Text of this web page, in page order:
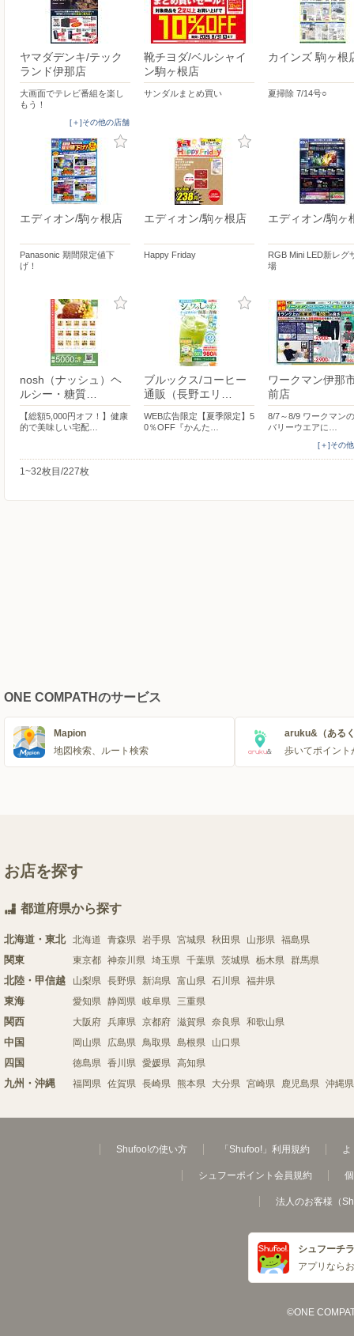
ヤマダデンキ/テック
ランド伊那店
大画面でテレビ番組を楽し
もう！
[＋]その他の店舗
靴チヨダ/ベルシャイ
ン駒ヶ根店
サンダルまとめ買い
カインズ 駒ヶ根
夏掃除 7/14号○
エディオン/駒ヶ根店
Panasonic 期間限定値下
げ！
エディオン/駒ヶ根店
Happy Friday
エディオン/駒ヶ
RGB Mini LED新レグ
場
nosh（ナッシュ）ヘ
ルシー・糖質…
【総額5,000円オフ！】健康
的で美味しい宅配…
ブルックス/コーヒー
通販（長野エリ…
WEB広告限定【夏季限定】5
0％OFF『かんた…
ワークマン伊那
前店
8/7～8/9 ワークマン
バリーウエアに…
[＋]その
1~32枚目/227枚
ONE COMPATHのサービス
Mapion
地図検索、ルート検索
aruku&（ある
歩いてポイント
お店を探す
都道府県から探す
北海道・東北 北海道 青森県 岩手県 宮城県 秋田県 山形県 福島県
関東 東京都 神奈川県 埼玉県 千葉県 茨城県 栃木県 群馬県
北陸・甲信越 山梨県 長野県 新潟県 富山県 石川県 福井県
東海 愛知県 静岡県 岐阜県 三重県
関西 大阪府 兵庫県 京都府 滋賀県 奈良県 和歌山県
中国 岡山県 広島県 鳥取県 島根県 山口県
四国 徳島県 香川県 愛媛県 高知県
九州・沖縄 福岡県 佐賀県 長崎県 熊本県 大分県 宮崎県 鹿児島県 沖縄県
Shufoo!の使い方 「Shufoo!」利用規約 よ
シュフーポイント会員規約
法人のお客様（
シュフーチ
アプリなら
©ONE